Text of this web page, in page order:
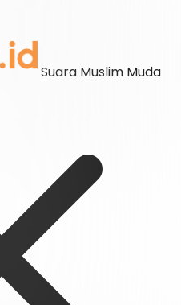
Suara Muslim Muda